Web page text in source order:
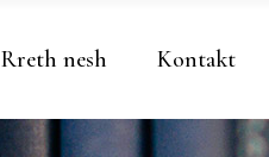
Rreth nesh Kontakt